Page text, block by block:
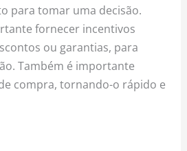
para tomar uma decisão.
fornecer incentivos
ou garantias, para
Também é importante
compra, tornando-o rápido e